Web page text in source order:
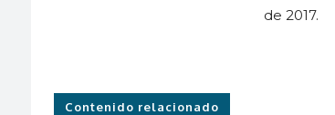
de 2017.
Contenido relacionado